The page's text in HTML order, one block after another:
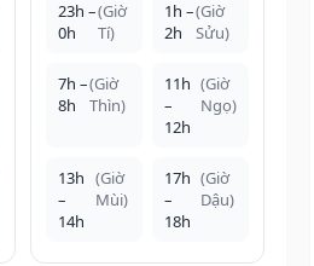
23h –
0h
(Giờ
Tí)
1h –
2h
(Giờ
Sửu)
7h –
8h
(Giờ
Thìn)
11h
–
12h
(Giờ
Ngọ)
13h
–
14h
(Giờ
Mùi)
17h
–
18h
(Giờ
Dậu)